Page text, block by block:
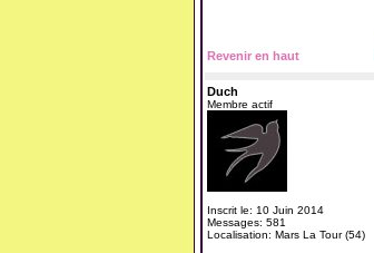
Revenir en haut
Duch
Membre actif
Inscrit le: 10 Juin 2014
Messages: 581
Localisation: Mars La Tour (54)